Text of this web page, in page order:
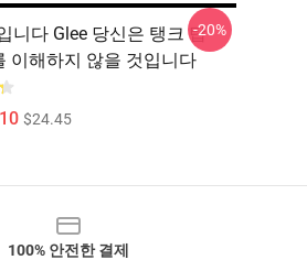
니다 Glee 당신은 탱크 탑
이해하지 않을 것입니다
$24.45
-20%
100% 안전한 결제